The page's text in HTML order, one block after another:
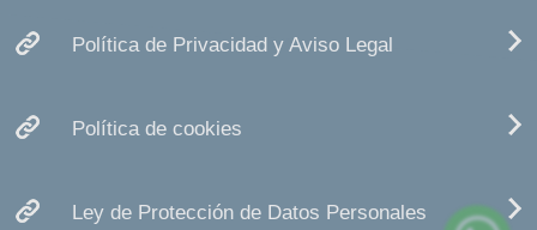
Política de Privacidad y Aviso Legal
Política de cookies
Ley de Protección de Datos Personales